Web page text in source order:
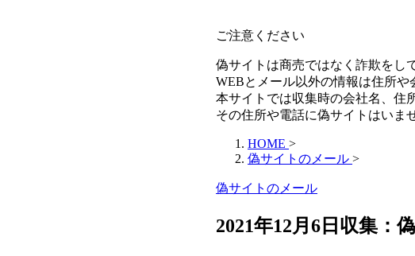
ご注意ください
偽サイトは商売ではなく詐欺をし
WEBとメール以外の情報は住所や
本サイトでは収集時の会社名、住
その住所や電話に偽サイトはいま
HOME >
偽サイトのメール >
偽サイトのメール
2021年12月6日収集：